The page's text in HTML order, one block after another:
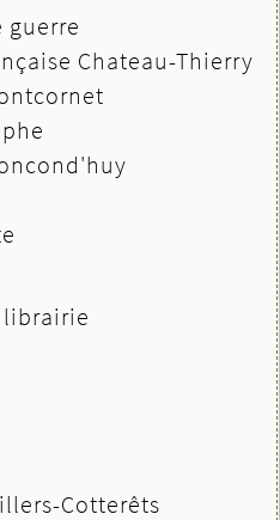
guerre
Chateau-Thierry
librairie
Cotterêts